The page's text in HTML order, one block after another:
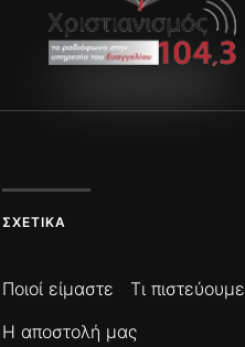
ΣΧΕΤΙΚΆ
Ποιοί είμαστε
Τι πιστεύουμε
Η αποστολή μας